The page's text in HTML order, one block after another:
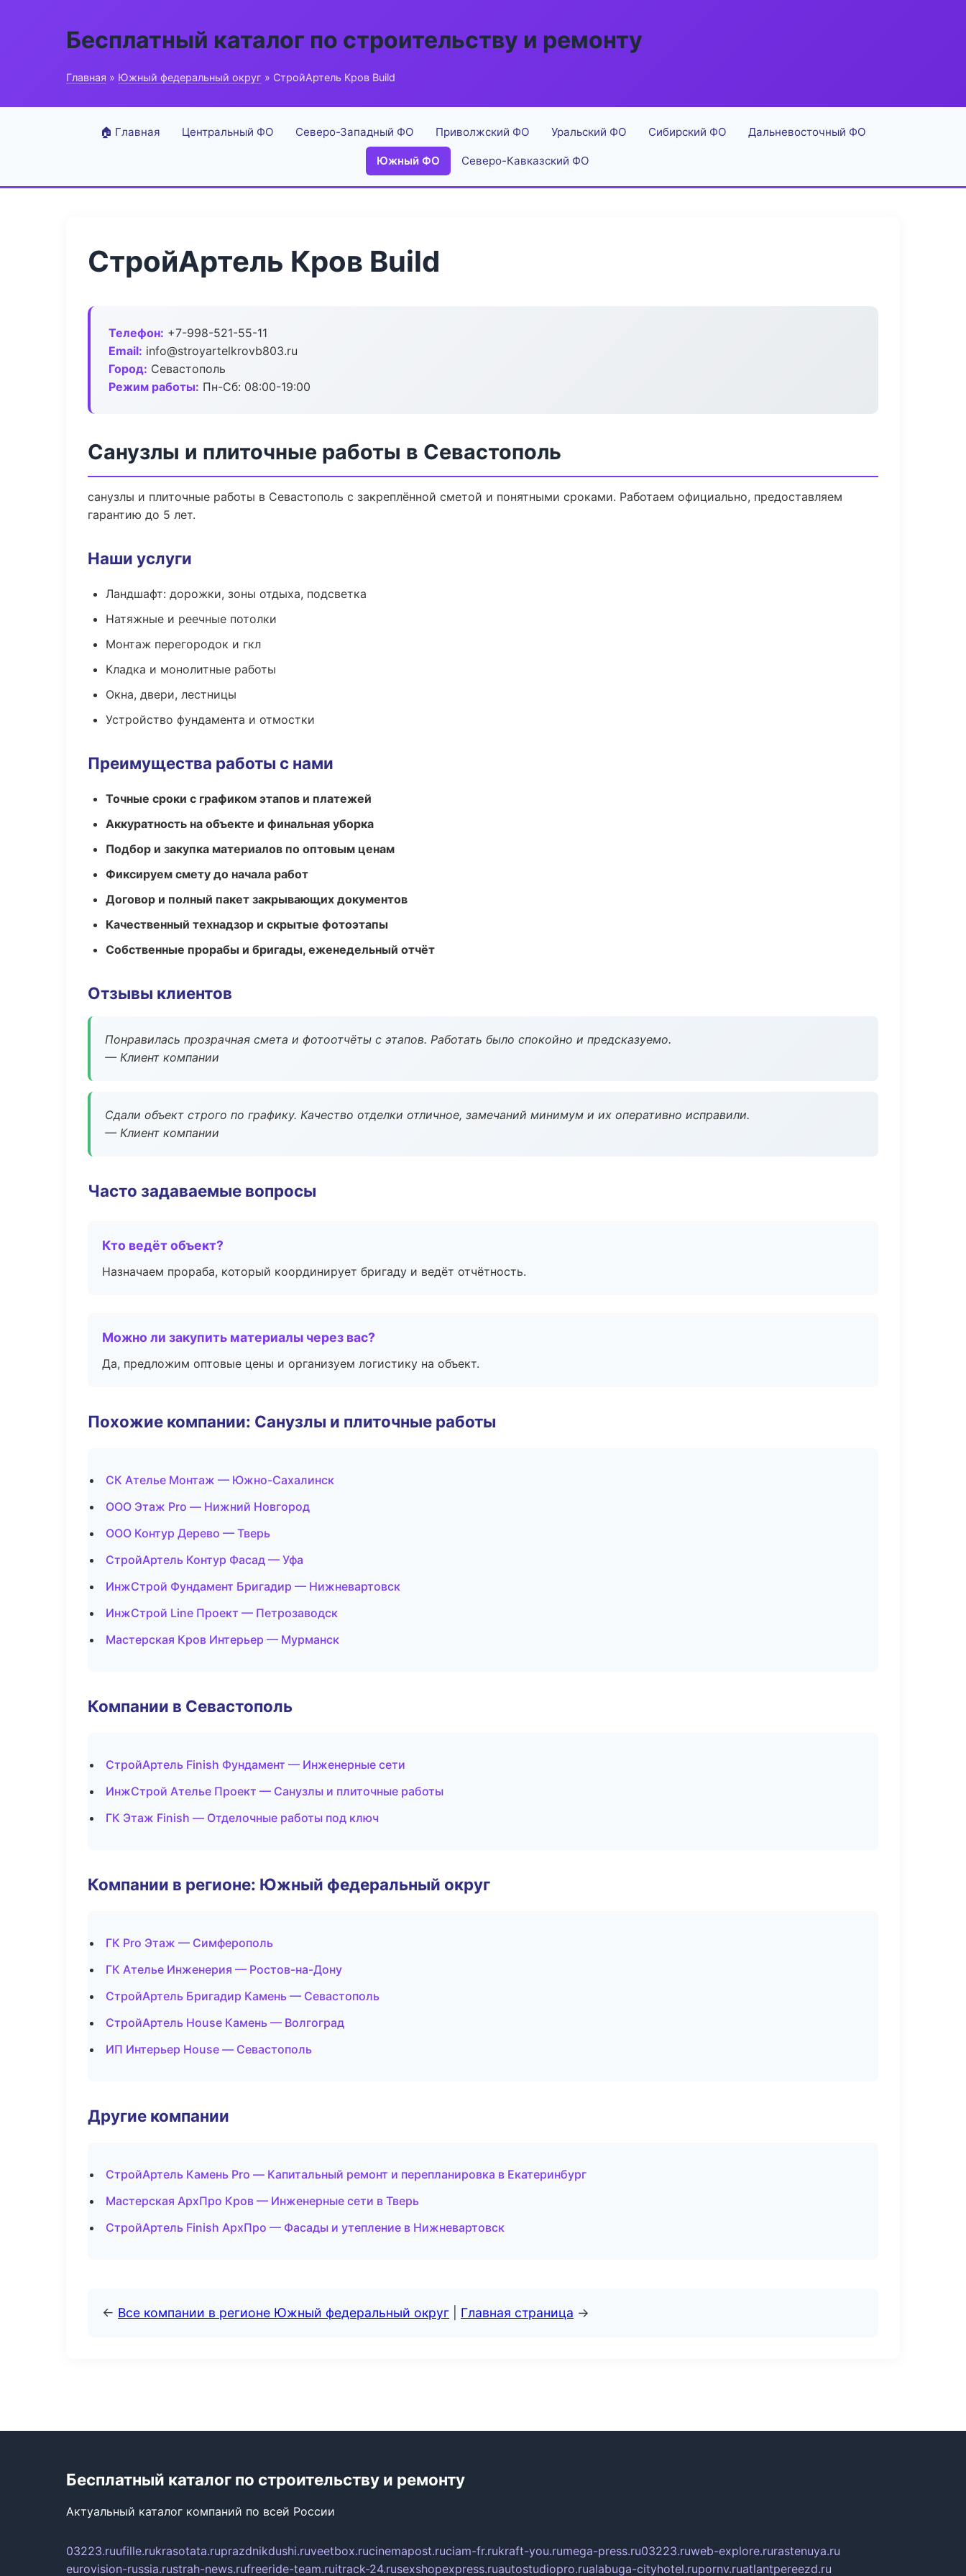
Бесплатный каталог по строительству и ремонту
Главная » Южный федеральный округ » СтройАртель Кров Build
🏠 Главная Центральный ФО Северо-Западный ФО Приволжский ФО Уральский ФО Сибирский ФО Дальневосточный ФО
Южный ФО Северо-Кавказский ФО
СтройАртель Кров Build
Телефон: +7-998-521-55-11
Email: info@stroyartelkrovb803.ru
Город: Севастополь
Режим работы: Пн-Сб: 08:00-19:00
Санузлы и плиточные работы в Севастополь
санузлы и плиточные работы в Севастополь с закреплённой сметой и понятными сроками. Работаем официально, предоставляем
гарантию до 5 лет.
Наши услуги
Ландшафт: дорожки, зоны отдыха, подсветка
Натяжные и реечные потолки
Монтаж перегородок и гкл
Кладка и монолитные работы
Окна, двери, лестницы
Устройство фундамента и отмостки
Преимущества работы с нами
Точные сроки с графиком этапов и платежей
Аккуратность на объекте и финальная уборка
Подбор и закупка материалов по оптовым ценам
Фиксируем смету до начала работ
Договор и полный пакет закрывающих документов
Качественный технадзор и скрытые фотоэтапы
Собственные прорабы и бригады, еженедельный отчёт
Отзывы клиентов
Понравилась прозрачная смета и фотоотчёты с этапов. Работать было спокойно и предсказуемо.
— Клиент компании
Сдали объект строго по графику. Качество отделки отличное, замечаний минимум и их оперативно исправили.
— Клиент компании
Часто задаваемые вопросы
Кто ведёт объект?
Назначаем прораба, который координирует бригаду и ведёт отчётность.
Можно ли закупить материалы через вас?
Да, предложим оптовые цены и организуем логистику на объект.
Похожие компании: Санузлы и плиточные работы
СК Ателье Монтаж — Южно-Сахалинск
ООО Этаж Pro — Нижний Новгород
ООО Контур Дерево — Тверь
СтройАртель Контур Фасад — Уфа
ИнжСтрой Фундамент Бригадир — Нижневартовск
ИнжСтрой Line Проект — Петрозаводск
Мастерская Кров Интерьер — Мурманск
Компании в Севастополь
СтройАртель Finish Фундамент — Инженерные сети
ИнжСтрой Ателье Проект — Санузлы и плиточные работы
ГК Этаж Finish — Отделочные работы под ключ
Компании в регионе: Южный федеральный округ
ГК Pro Этаж — Симферополь
ГК Ателье Инженерия — Ростов-на-Дону
СтройАртель Бригадир Камень — Севастополь
СтройАртель House Камень — Волгоград
ИП Интерьер House — Севастополь
Другие компании
СтройАртель Камень Pro — Капитальный ремонт и перепланировка в Екатеринбург
Мастерская АрхПро Кров — Инженерные сети в Тверь
СтройАртель Finish АрхПро — Фасады и утепление в Нижневартовск
← Все компании в регионе Южный федеральный округ Главная страница →
Бесплатный каталог по строительству и ремонту
Актуальный каталог компаний по всей России
03223.ruufille.rukrasotata.ruprazdnikdushi.ruveetbox.rucinemapost.ruciam-fr.rukraft-you.rumega-press.ru03223.ruweb-explore.rurastenuya.ru
eurovision-russia.rustrah-news.rufreeride-team.ruitrack-24.rusexshopexpress.ruautostudiopro.rualabuga-cityhotel.rupornv.ruatlantpereezd.ru